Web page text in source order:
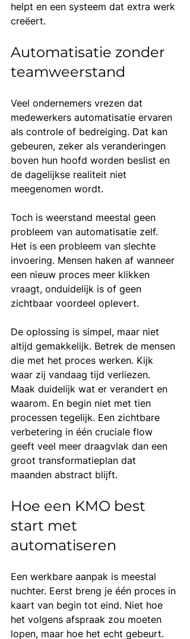
helpt en een systeem dat extra werk
creëert.
Automatisatie zonder
teamweerstand
Veel ondernemers vrezen dat
medewerkers automatisatie ervaren
als controle of bedreiging. Dat kan
gebeuren, zeker als veranderingen
boven hun hoofd worden beslist en
de dagelijkse realiteit niet
meegenomen wordt.
Toch is weerstand meestal geen
probleem van automatisatie zelf.
Het is een probleem van slechte
invoering. Mensen haken af wanneer
een nieuw proces meer klikken
vraagt, onduidelijk is of geen
zichtbaar voordeel oplevert.
De oplossing is simpel, maar niet
altijd gemakkelijk. Betrek de mensen
die met het proces werken. Kijk
waar zij vandaag tijd verliezen.
Maak duidelijk wat er verandert en
waarom. En begin niet met tien
processen tegelijk. Een zichtbare
verbetering in één cruciale flow
geeft veel meer draagvlak dan een
groot transformatieplan dat
maanden abstract blijft.
Hoe een KMO best
start met
automatiseren
Een werkbare aanpak is meestal
nuchter. Eerst breng je één proces in
kaart van begin tot eind. Niet hoe
het volgens afspraak zou moeten
lopen, maar hoe het echt gebeurt.